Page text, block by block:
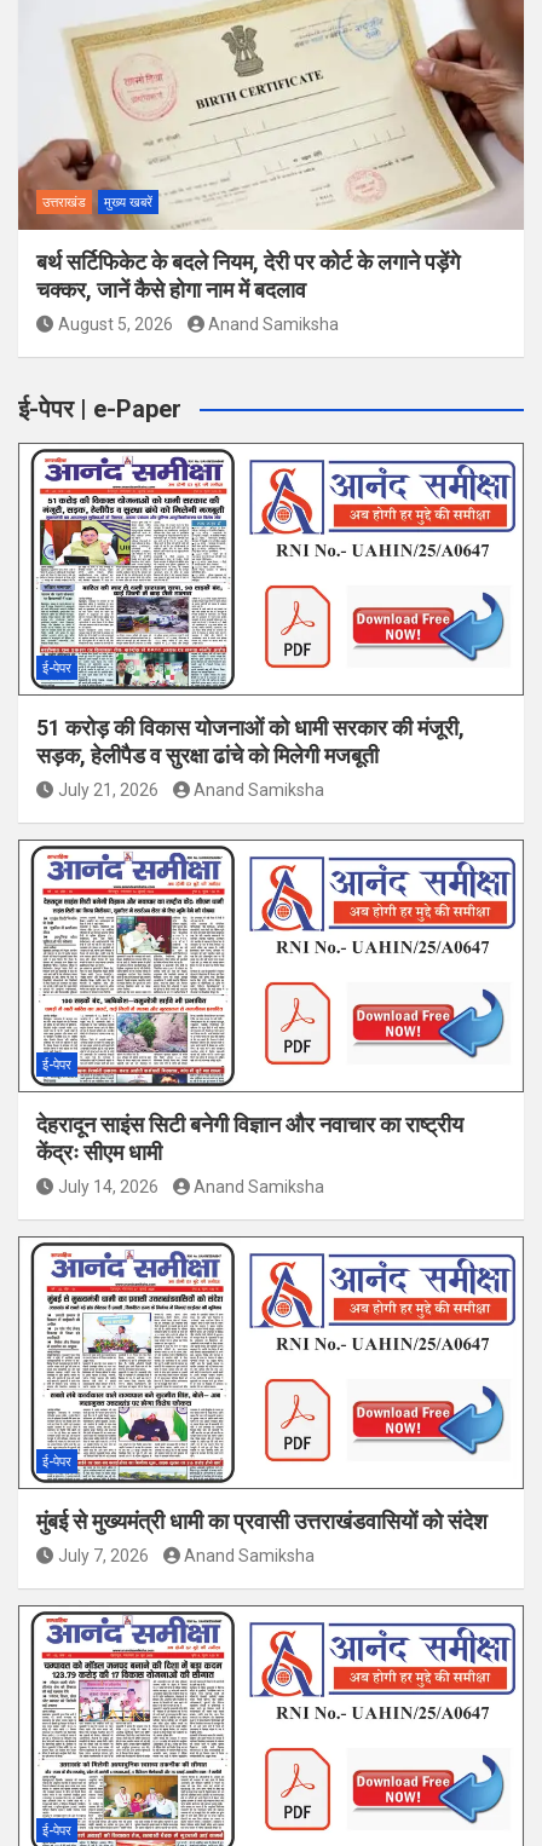
उत्तराखंड मुख्य खबरें
बर्थ सर्टिफिकेट के बदले नियम, देरी पर कोर्ट के लगाने पड़ेंगे
चक्कर, जानें कैसे होगा नाम में बदलाव
August 5, 2026 Anand Samiksha
ई-पेपर | e-Paper
ई-पेपर
51 करोड़ की विकास योजनाओं को धामी सरकार की मंजूरी,
सड़क, हेलीपैड व सुरक्षा ढांचे को मिलेगी मजबूती
July 21, 2026 Anand Samiksha
ई-पेपर
देहरादून साइंस सिटी बनेगी विज्ञान और नवाचार का राष्ट्रीय
केंद्रः सीएम धामी
July 14, 2026 Anand Samiksha
ई-पेपर
मुंबई से मुख्यमंत्री धामी का प्रवासी उत्तराखंडवासियों को संदेश
July 7, 2026 Anand Samiksha
ई-पेपर